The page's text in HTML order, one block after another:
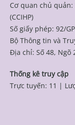
Cơ quan chủ quản:
(CCIHP)
Số giấy phép: 92/
Bộ Thông tin và
Địa chỉ: Số 48, Ngõ
Thống kê truy cập
Trực tuyến: 11 |